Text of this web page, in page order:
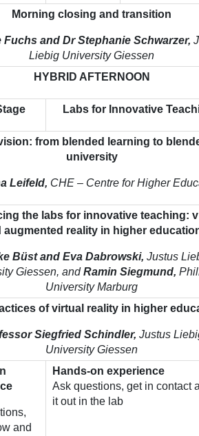
Morning closing and transition
Fuchs and Dr Stephanie Schwarzer,
Liebig University Giessen
HYBRID AFTERNOON
Labs for Innovative
from blended learning to
university
Leifeld, CHE – Centre for Higher
the labs for innovative teaching:
augmented reality in higher
Büst and Eva Dabrowski, Justus
Giessen, andRamin Siegmund,
University Marburg
of virtual reality in higher
Siegfried Schindler, Justus
University Giessen
and
Hands-on experience
Ask questions, get in contact
it out in the lab